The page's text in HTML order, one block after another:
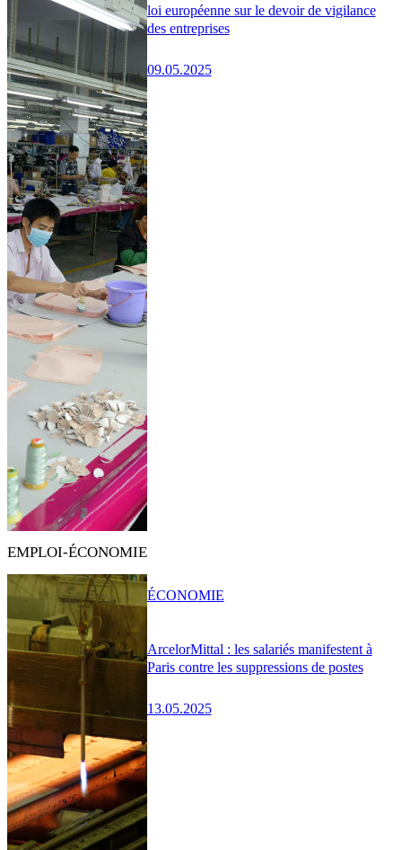
loi européenne sur le devoir de vigilance
des entreprises
09.05.2025
EMPLOI-ÉCONOMIE
ArcelorMittal : les salariés manifestent à
Paris contre les suppressions de postes
13.05.2025
ÉCONOMIE